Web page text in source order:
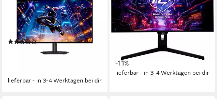
67,3 cm/ 27 Zoll Diagonale
2560 x 1440 px, QHD Auflösung
0,03 ms Reaktionszeit
Produktdatenblatt
(5)
UVP569,00 €
lieferbar - in 3-4 Werktagen bei dir
69 cm/ 27 Zoll Diagonale
2560 x 1440 px, QHD Auflösung
0,03 ms Reaktionszeit
Produktdatenblatt
17,33 €mtl. in 36 Raten
-11%
lieferbar - in 3-4 Werktagen bei dir